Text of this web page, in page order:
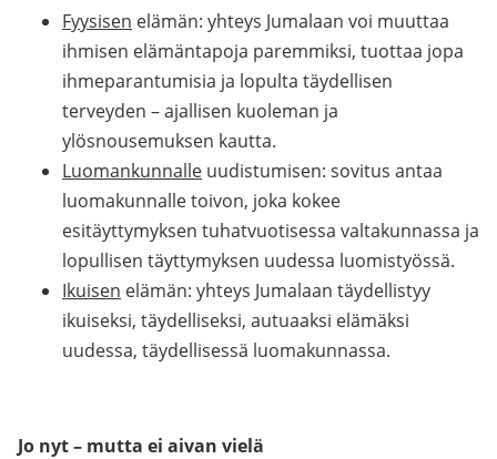
Fyysisen elämän: yhteys Jumalaan voi muuttaa
ihmisen elämäntapoja paremmiksi, tuottaa jopa
ihmeparantumisia ja lopulta täydellisen
terveyden – ajallisen kuoleman ja
ylösnousemuksen kautta.
Luomankunnalle uudistumisen: sovitus antaa
luomakunnalle toivon, joka kokee
esitäyttymyksen tuhatvuotisessa valtakunnassa ja
lopullisen täyttymyksen uudessa luomistyössä.
Ikuisen elämän: yhteys Jumalaan täydellistyy
ikuiseksi, täydelliseksi, autuaaksi elämäksi
uudessa, täydellisessä luomakunnassa.
Jo nyt – mutta ei aivan vielä